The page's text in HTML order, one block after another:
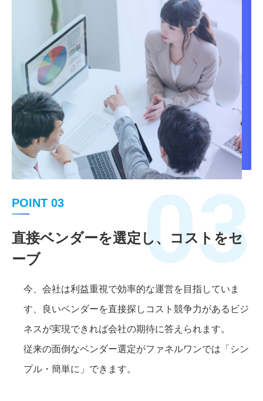
POINT 03
直接ベンダーを選定し、コストをセ
ーブ
03
今、会社は利益重視で効率的な運営を目指していま
す、良いベンダーを直接探しコスト競争力があるビジ
ネスが実現できれば会社の期待に答えられます。
従来の面倒なベンダー選定がファネルワンでは「シン
プル・簡単に」できます。